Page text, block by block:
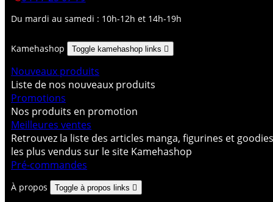
Du mardi au samedi : 10h-12h et 14h-19h
Kamehashop Toggle kamehashop links 
Nouveaux produits
Liste de nos nouveaux produits
Promotions
Nos produits en promotion
Meilleures ventes
Retrouvez la liste des articles manga, figurines et goodies
les plus vendus sur le site Kamehashop
Pré-commandes
À propos Toggle à propos links 